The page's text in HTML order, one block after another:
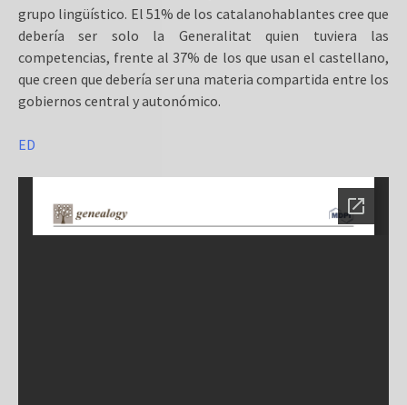
grupo lingüístico. El 51% de los catalanohablantes cree que
debería ser solo la Generalitat quien tuviera las
competencias, frente al 37% de los que usan el castellano,
que creen que debería ser una materia compartida entre los
gobiernos central y autonómico.
ED